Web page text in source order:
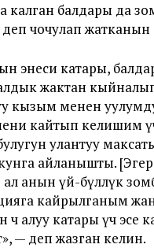
балдары да
чочулап жатканын
энеси катары,
жактан
кызым менен
кайтып келишим
улантуу
айланышты.
анын үй-бүлөлүк
кайрылганым
алуу катары үч эсе
— деп жазган келин.